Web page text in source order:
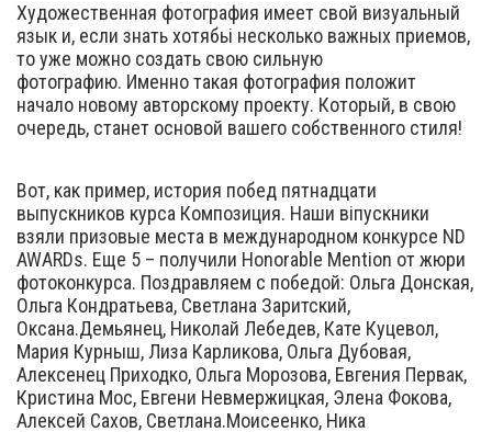
Художественная фотография имеет свой визуальный
язык и, если знать хотябьі несколько важных приемов,
то уже можно создать свою сильную
фотографию. Именно такая фотография положит
начало новому авторскому проекту. Который, в свою
очередь, станет основой вашего собственного стиля!
Вот, как пример, история побед пятнадцати
выпускников курса Композиция. Наши віпускники
взяли призовые места в международном конкурсе ND
AWARDs. Еще 5 – получили Honorable Mention от жюри
фотоконкурса. Поздравляем с победой: Ольга Донская,
Ольга Кондратьева, Светлана Заритский,
Оксана.Демьянец, Николай Лебедев, Кате Куцевол,
Мария Курныш, Лиза Карликова, Ольга Дубовая,
Алексенец Приходко, Ольга Морозова, Евгения Первак,
Кристина Мос, Евгени Невмержицкая, Элена Фокова,
Алексей Сахов, Светлана.Моисеенко, Ника